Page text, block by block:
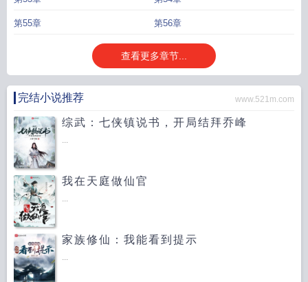
第55章 第56章
查看更多章节...
完结小说推荐 www.521m.com
综武：七侠镇说书，开局结拜乔峰
...
我在天庭做仙官
...
家族修仙：我能看到提示
...